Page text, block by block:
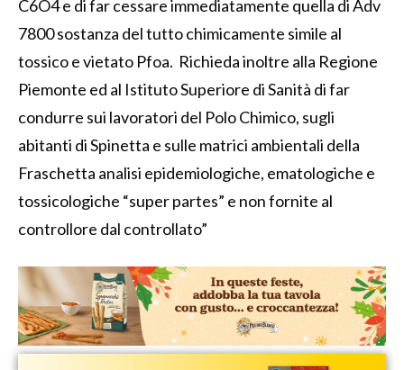
C6O4 e di far cessare immediatamente quella di Adv
7800 sostanza del tutto chimicamente simile al
tossico e vietato Pfoa. Richieda inoltre alla Regione
Piemonte ed al Istituto Superiore di Sanità di far
condurre sui lavoratori del Polo Chimico, sugli
abitanti di Spinetta e sulle matrici ambientali della
Fraschetta analisi epidemiologiche, ematologiche e
tossicologiche “super partes” e non fornite al
controllore dal controllato”